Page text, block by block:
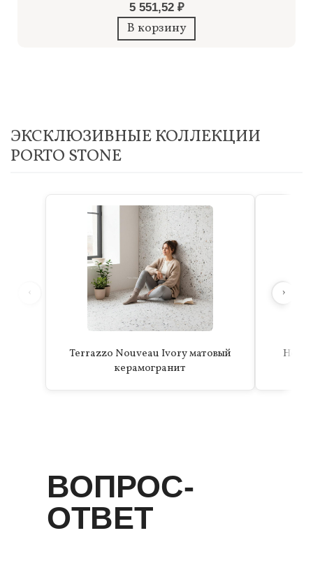
5 551,52 ₽
В корзину
ЭКСКЛЮЗИВНЫЕ КОЛЛЕКЦИИ
PORTO STONE
‹
Terrazzo Nouveau Ivory матовый
керамогранит
›
ВОПРОС-
ОТВЕТ